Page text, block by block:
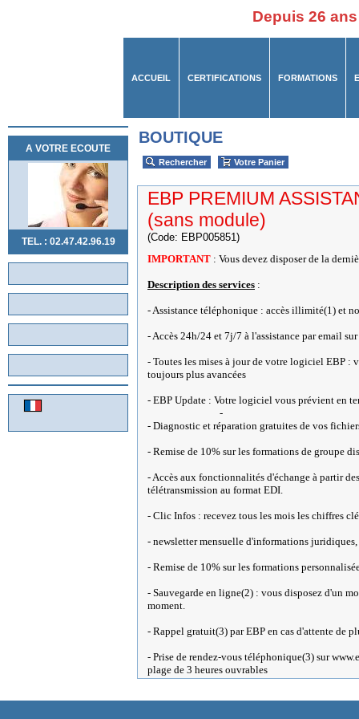
Depuis 26 ans
ACCUEIL CERTIFICATIONS FORMATIONS
A VOTRE ECOUTE
TEL. : 02.47.42.96.19
BOUTIQUE
Rechercher Votre Panier
EBP PREMIUM
(sans module)
(Code: EBP005851)
IMPORTANT : Vous devez disposer de la
Description des services :
- Assistance téléphonique : accès illimité(1) et
- Accès 24h/24 et 7j/7 à l'assistance par email
- Toutes les mises à jour de votre logiciel EBP :
toujours plus avancées
- EBP Update : Votre logiciel vous prévient en
-
- Diagnostic et réparation gratuites de vos
- Remise de 10% sur les formations de groupe
- Accès aux fonctionnalités d'échange à partir
télétransmission au format EDI.
- Clic Infos : recevez tous les mois les chiffres
- newsletter mensuelle d'informations juridiques,
- Remise de 10% sur les formations
- Sauvegarde en ligne(2) : vous disposez d'un
moment.
- Rappel gratuit(3) par EBP en cas d'attente de
- Prise de rendez-vous téléphonique(3) sur
plage de 3 heures ouvrables